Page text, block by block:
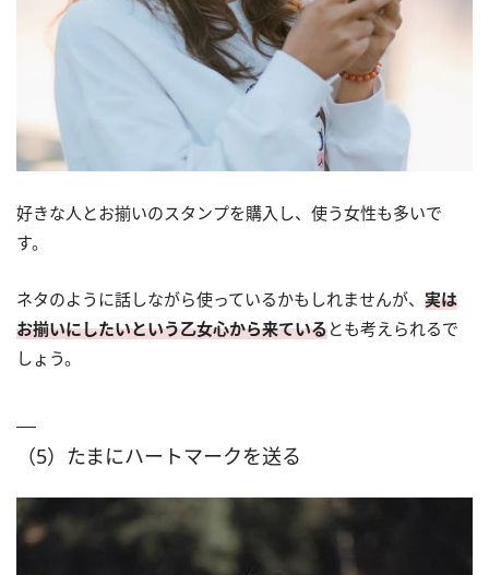
好きな人とお揃いのスタンプを購入し、使う女性も多いで
す。
ネタのように話しながら使っているかもしれませんが、 実は
お揃いにしたいという乙女心から来ているとも考えられるで
しょう。
（5）たまにハートマークを送る